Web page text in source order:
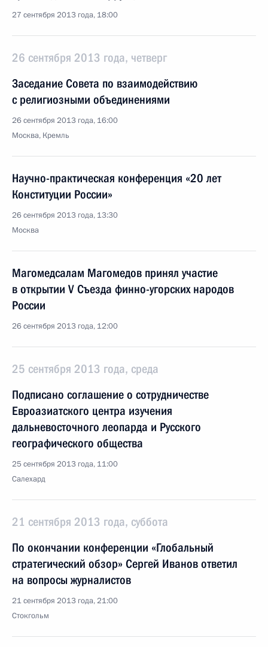
27 сентября 2013 года, 18:00
26 сентября 2013 года, четверг
Заседание Совета по взаимодействию
с религиозными объединениями
26 сентября 2013 года, 16:00
Москва, Кремль
Научно-практическая конференция «20 лет
Конституции России»
26 сентября 2013 года, 13:30
Москва
Магомедсалам Магомедов принял участие
в открытии V Съезда финно-угорских народов
России
26 сентября 2013 года, 12:00
25 сентября 2013 года, среда
Подписано соглашение о сотрудничестве
Евроазиатского центра изучения
дальневосточного леопарда и Русского
географического общества
25 сентября 2013 года, 11:00
Салехард
21 сентября 2013 года, суббота
По окончании конференции «Глобальный
стратегический обзор» Сергей Иванов ответил
на вопросы журналистов
21 сентября 2013 года, 21:00
Стокгольм